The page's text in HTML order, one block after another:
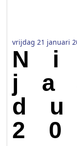
vrijdag 21 januari